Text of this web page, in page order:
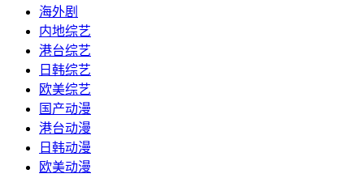
海外剧
内地综艺
港台综艺
日韩综艺
欧美综艺
国产动漫
港台动漫
日韩动漫
欧美动漫